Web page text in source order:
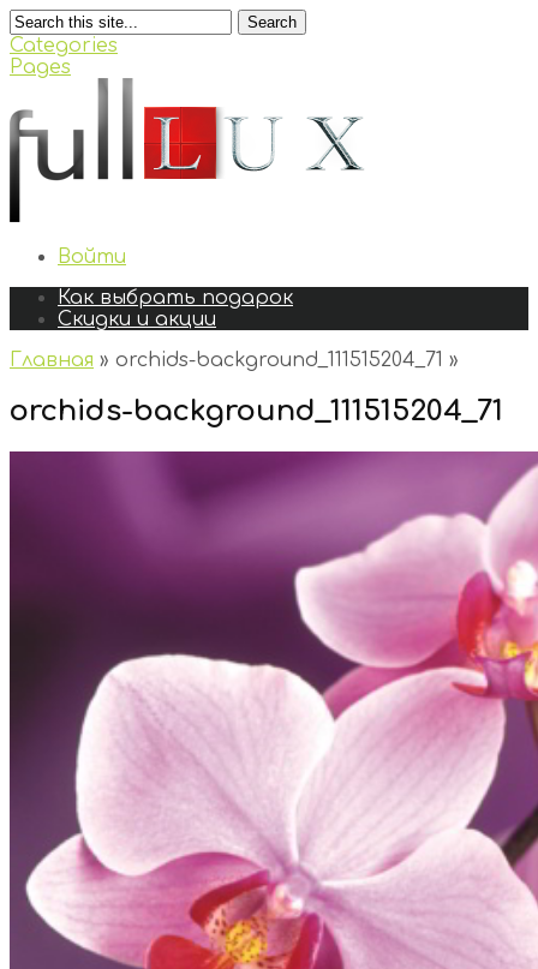
Search
Categories
Pages
Войти
Как выбрать подарок
Скидки и акции
Главная » orchids-background_111515204_71 »
orchids-background_111515204_71